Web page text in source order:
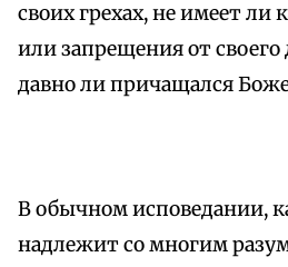
своих грехах, не имеет
или запрещения от своего
давно ли причащался
В обычном исповедании,
надлежит со многим